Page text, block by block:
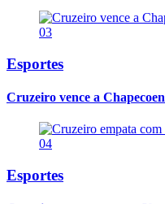
03
Esportes
Cruzeiro vence a
04
Esportes